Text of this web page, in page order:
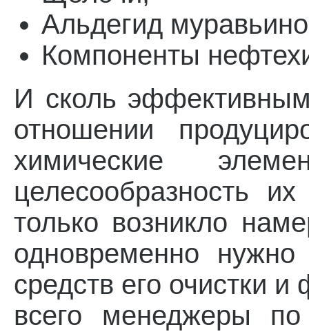
Альдегид
Компоненты
И сколь
отношении
химические
целесообразность
только возникло
одновременно
средств его очистки
всего менеджеры